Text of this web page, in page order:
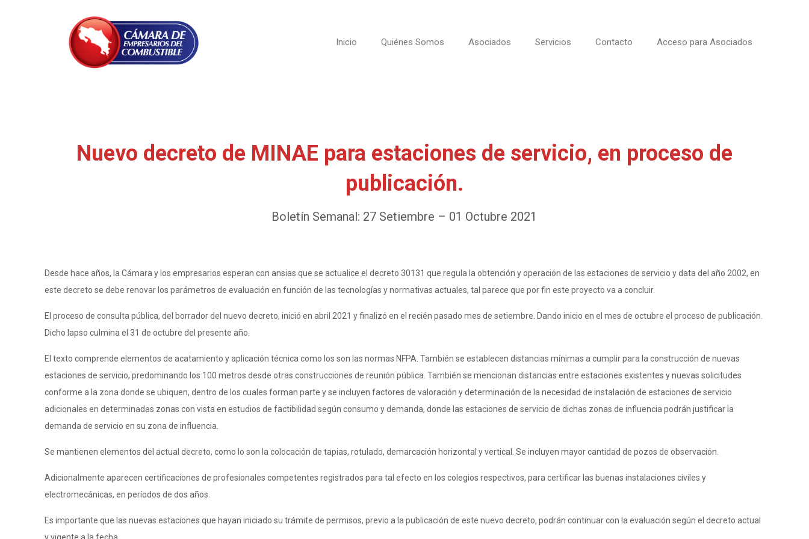
Inicio Quiénes Somos Asociados Servicios Contacto Acceso para Asociados
Nuevo decreto de MINAE para estaciones de servicio, en proceso de
publicación.
Boletín Semanal: 27 Setiembre – 01 Octubre 2021
Desde hace años, la Cámara y los empresarios esperan con ansias que se actualice el decreto 30131 que regula la obtención y operación de las estaciones de servicio y data del año 2002, en
este decreto se debe renovar los parámetros de evaluación en función de las tecnologías y normativas actuales, tal parece que por fin este proyecto va a concluir.
El proceso de consulta pública, del borrador del nuevo decreto, inició en abril 2021 y finalizó en el recién pasado mes de setiembre. Dando inicio en el mes de octubre el proceso de publicación.
Dicho lapso culmina el 31 de octubre del presente año.
El texto comprende elementos de acatamiento y aplicación técnica como los son las normas NFPA. También se establecen distancias mínimas a cumplir para la construcción de nuevas
estaciones de servicio, predominando los 100 metros desde otras construcciones de reunión pública. También se mencionan distancias entre estaciones existentes y nuevas solicitudes
conforme a la zona donde se ubiquen, dentro de los cuales forman parte y se incluyen factores de valoración y determinación de la necesidad de instalación de estaciones de servicio
adicionales en determinadas zonas con vista en estudios de factibilidad según consumo y demanda, donde las estaciones de servicio de dichas zonas de influencia podrán justificar la
demanda de servicio en su zona de influencia.
Se mantienen elementos del actual decreto, como lo son la colocación de tapias, rotulado, demarcación horizontal y vertical. Se incluyen mayor cantidad de pozos de observación.
Adicionalmente aparecen certificaciones de profesionales competentes registrados para tal efecto en los colegios respectivos, para certificar las buenas instalaciones civiles y
electromecánicas, en períodos de dos años.
Es importante que las nuevas estaciones que hayan iniciado su trámite de permisos, previo a la publicación de este nuevo decreto, podrán continuar con la evaluación según el decreto actual